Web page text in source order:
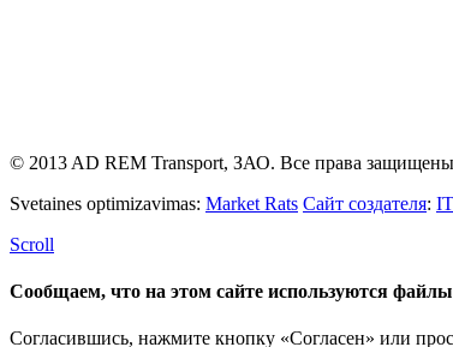
© 2013 AD REM Transport, ЗАО. Все права
Svetaines optimizavimas: Market Rats Сайт создателя:
Scroll
Сообщаем, что на этом сайте используются
Согласившись, нажмите кнопку «Согласен» или